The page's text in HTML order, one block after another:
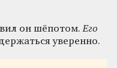
он шёпотом.Его
уверенно.